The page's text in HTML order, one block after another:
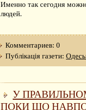
Именно так сегодня
людей.
Комментариев: 0
Публікація газети:
У
ПОКИ ЩО